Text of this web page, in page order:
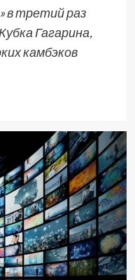
в третий раз
Гагарина,
камбэков